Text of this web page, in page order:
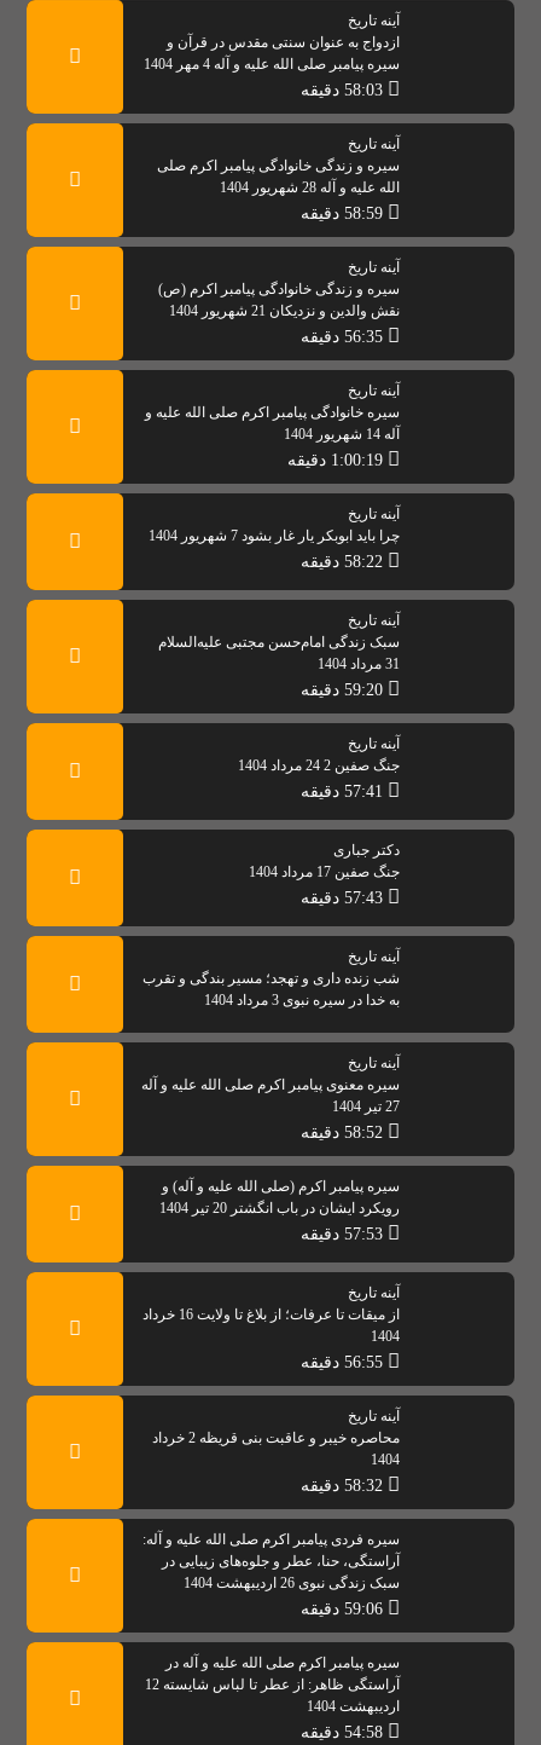
آینه تاریخ
ازدواج به عنوان سنتی مقدس در قرآن و
سیره پیامبر صلی الله علیه و آله 4 مهر 1404
آینه تاریخ
سیره و زندگی خانوادگی پیامبر اکرم صلی
الله علیه و آله 28 شهریور 1404
آینه تاریخ
سیره و زندگی خانوادگی پیامبر اکرم (ص)
نقش والدین و نزدیکان 21 شهریور 1404
آینه تاریخ
سیره خانوادگی پیامبر اکرم صلی الله علیه و
آله 14 شهریور 1404
آینه تاریخ
چرا باید ابوبکر یار غار بشود 7 شهریور 1404
آینه تاریخ
سبک زندگی امام‌حسن مجتبی علیه‌السلام
31 مرداد 1404
آینه تاریخ
جنگ صفین 2 24 مرداد 1404
دکتر جباری
جنگ صفین 17 مرداد 1404
آینه تاریخ
شب زنده داری و تهجد؛ مسیر بندگی و تقرب
به خدا در سیره نبوی 3 مرداد 1404
آینه تاریخ
سیره معنوی پیامبر اکرم صلی الله علیه و آله
27 تیر 1404
سیره پیامبر اکرم (صلی الله علیه و آله) و
رویکرد ایشان در باب انگشتر 20 تیر 1404
آینه تاریخ
از میقات تا عرفات؛ از بلاغ تا ولایت 16 خرداد
1404
آینه تاریخ
محاصره خیبر و عاقبت بنی قریظه 2 خرداد
1404
سیره فردی پیامبر اکرم صلی الله علیه و آله:
آراستگی، حنا، عطر و جلوه‌های زیبایی در
سبک زندگی نبوی 26 اردیبهشت 1404
سیره پیامبر اکرم صلی الله علیه و آله در
آراستگی ظاهر: از عطر تا لباس شایسته 12
اردیبهشت 1404